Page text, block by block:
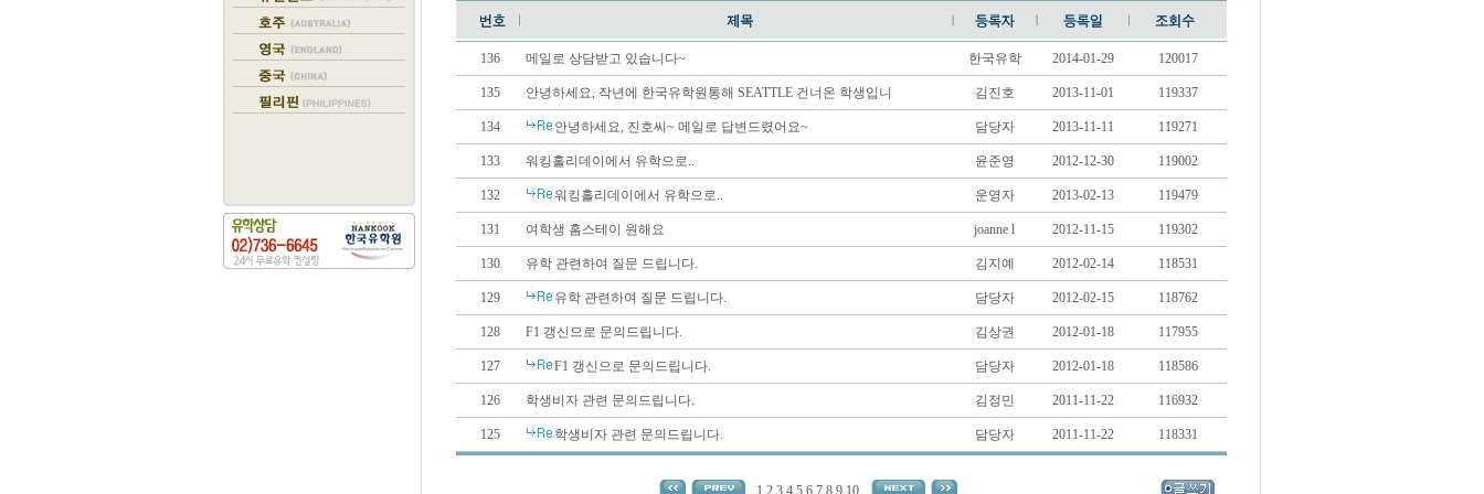
136 메일로 상담받고 있습니다~ 한국유학 2014-01-29 120017
135 안녕하세요, 작년에 한국유학원통해 SEATTLE 건너온 학생입니 김진호 2013-11-01 119337
134 안녕하세요, 진호씨~ 메일로 답변드렸어요~ 담당자 2013-11-11 119271
133 워킹홀리데이에서 유학으로.. 윤준영 2012-12-30 119002
132 워킹홀리데이에서 유학으로.. 운영자 2013-02-13 119479
131 여학생 홈스테이 원해요 joanne l 2012-11-15 119302
130 유학 관련하여 질문 드립니다. 김지예 2012-02-14 118531
129 유학 관련하여 질문 드립니다. 담당자 2012-02-15 118762
128 F1 갱신으로 문의드립니다. 김상권 2012-01-18 117955
127 F1 갱신으로 문의드립니다. 담당자 2012-01-18 118586
126 학생비자 관련 문의드립니다. 김정민 2011-11-22 116932
125 학생비자 관련 문의드립니다. 담당자 2011-11-22 118331
1 2 3 4 5 6 7 8 9 10